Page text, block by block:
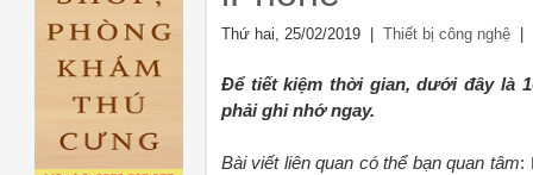
Thứ hai, 25/02/2019 | Thiết bị công nghệ|
Để tiết kiệm thời gian, dưới đây là
phải ghi nhớ ngay.
Bài viết liên quan có thể bạn quan tâm: